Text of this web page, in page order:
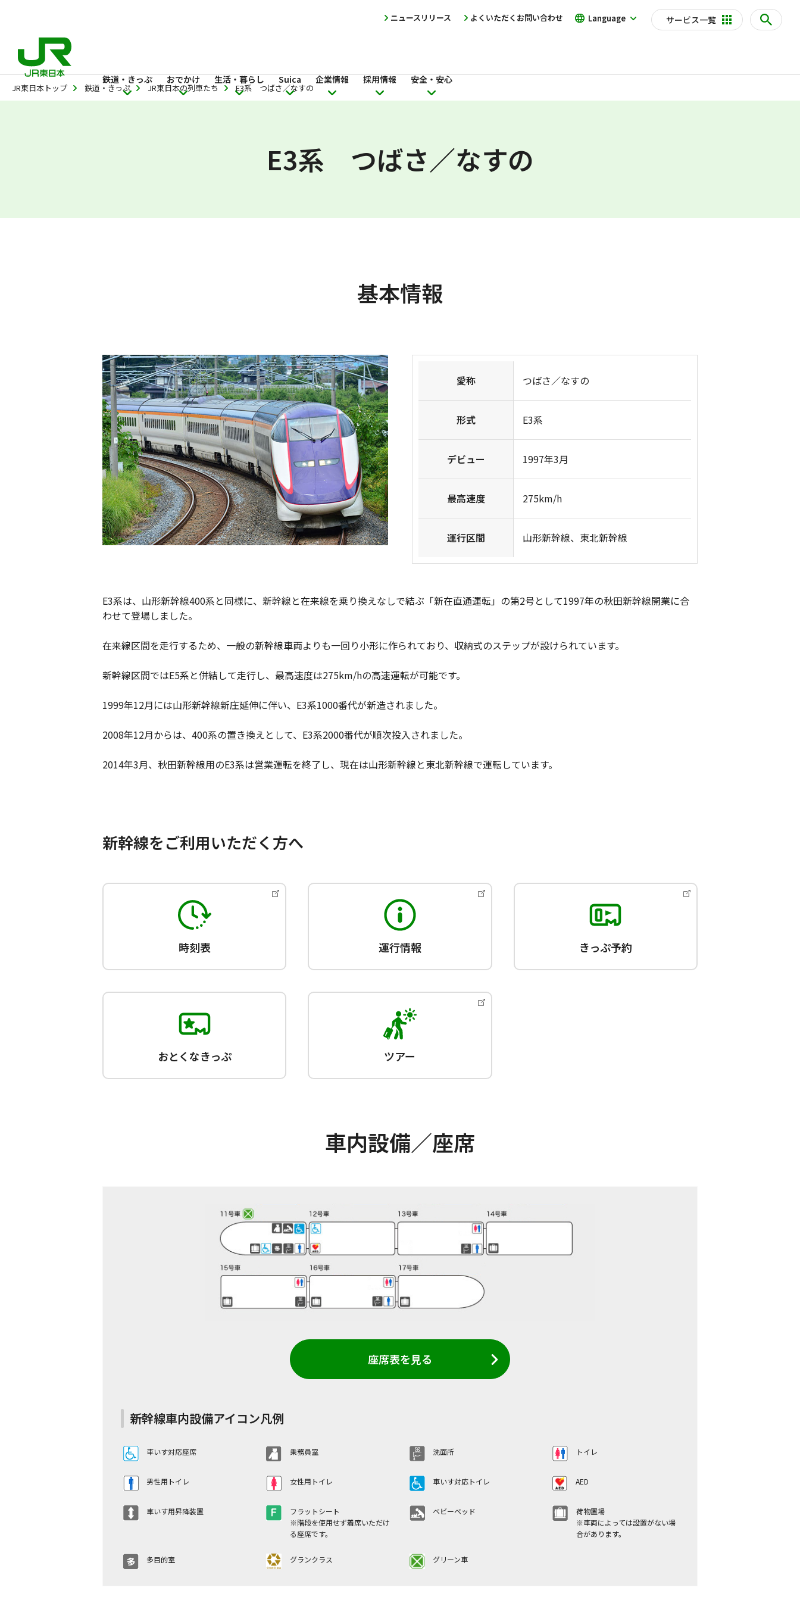
サービス一覧
鉄道・きっぷ おでかけ 生活・暮らし Suica 企業情報 採用情報 安全・安心
Language
よくいただくお問い合わせ
ニュースリリース
JR東日本トップ 鉄道・きっぷ JR東日本の列車たち E3系 つばさ／なすの
E3系 つばさ／なすの
基本情報
愛称 つばさ／なすの
形式 E3系
デビュー 1997年3月
最高速度 275km/h
運行区間 山形新幹線、東北新幹線
E3系は、山形新幹線400系と同様に、新幹線と在来線を乗り換えなしで結ぶ「新在直通運転」の第2号として1997年の秋田新幹線開業に合
わせて登場しました。
在来線区間を走行するため、一般の新幹線車両よりも一回り小形に作られており、収納式のステップが設けられています。
新幹線区間ではE5系と併結して走行し、最高速度は275km/hの高速運転が可能です。
1999年12月には山形新幹線新庄延伸に伴い、E3系1000番代が新造されました。
2008年12月からは、400系の置き換えとして、E3系2000番代が順次投入されました。
2014年3月、秋田新幹線用のE3系は営業運転を終了し、現在は山形新幹線と東北新幹線で運転しています。
新幹線をご利用いただく方へ
時刻表 運行情報 きっぷ予約
おとくなきっぷ ツアー
車内設備／座席
13号車
座席表を見る
新幹線車内設備アイコン凡例
車いす対応座席 乗務員室 洗面所 トイレ
男性用トイレ 女性用トイレ 車いす対応トイレ AED
車いす用昇降装置
フラットシート
※階段を使用せず着席いただけ
る座席です。
ベビーベッド
荷物置場
※車両によっては設置がない場
合があります。
多目的室 グランクラス グリーン車